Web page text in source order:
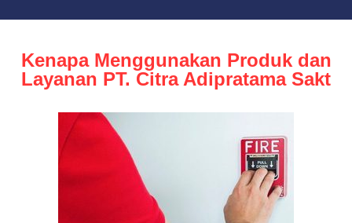
Kenapa Menggunakan Produk dan
Layanan PT. Citra Adipratama Sakt